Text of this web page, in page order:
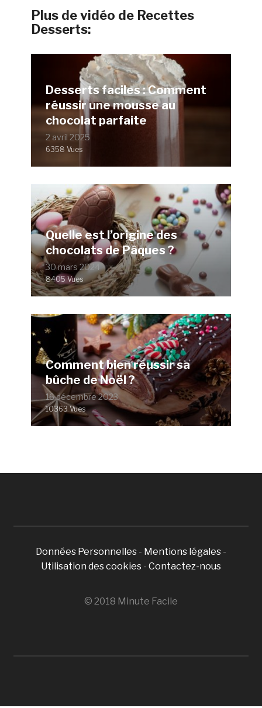
Plus de vidéo de Recettes
Desserts:
Desserts faciles : Comment
réussir une mousse au
chocolat parfaite
2 avril 2025
6358 Vues
Quelle est l’origine des
chocolats de Pâques ?
30 mars 2024
8405 Vues
Comment bien réussir sa
bûche de Noël ?
16 décembre 2023
10363 Vues
Données Personnelles - Mentions légales -
Utilisation des cookies - Contactez-nous
© 2018 Minute Facile